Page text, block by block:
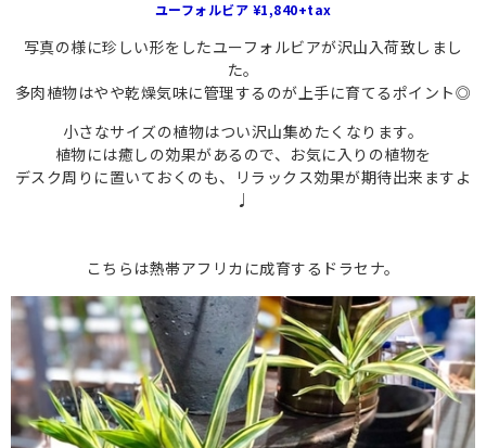
ユーフォルビア ¥1,840+tax
写真の様に珍しい形をしたユーフォルビアが沢山入荷致しまし
た。
多肉植物はやや乾燥気味に管理するのが上手に育てるポイント◎
小さなサイズの植物はつい沢山集めたくなります。
植物には癒しの効果があるので、お気に入りの植物を
デスク周りに置いておくのも、リラックス効果が期待出来ますよ
♩
こちらは熱帯アフリカに成育するドラセナ。